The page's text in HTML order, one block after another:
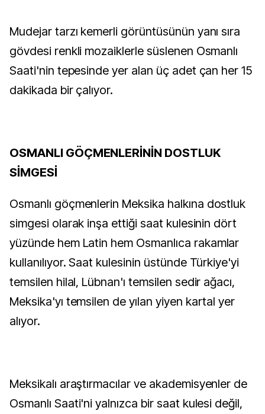
Mudejar tarzı kemerli görüntüsünün yanı sıra
gövdesi renkli mozaiklerle süslenen Osmanlı
Saati'nin tepesinde yer alan üç adet çan her 15
dakikada bir çalıyor.
OSMANLI GÖÇMENLERİNİN DOSTLUK
SİMGESİ
Osmanlı göçmenlerin Meksika halkına dostluk
simgesi olarak inşa ettiği saat kulesinin dört
yüzünde hem Latin hem Osmanlıca rakamlar
kullanılıyor. Saat kulesinin üstünde Türkiye'yi
temsilen hilal, Lübnan'ı temsilen sedir ağacı,
Meksika'yı temsilen de yılan yiyen kartal yer
alıyor.
Meksikalı araştırmacılar ve akademisyenler de
Osmanlı Saati'ni yalnızca bir saat kulesi değil,